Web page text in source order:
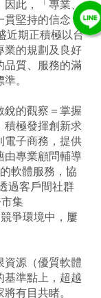
因此，「專業、
貫堅持的信念，
近期正積極以台
業的規劃及良好
品質、服務的滿
。
的觀察＝掌握
積極發揮創新求
電子商務，提供
由專業顧問輔導
軟體服務，協
過客戶間社群
集
爭環境中，屢
源（優質軟體
準點上，超越
有目共睹。